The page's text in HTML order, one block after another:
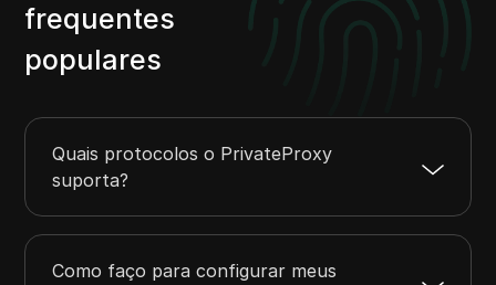
frequentes
populares
Quais protocolos o PrivateProxy
suporta?
Como faço para configurar meus